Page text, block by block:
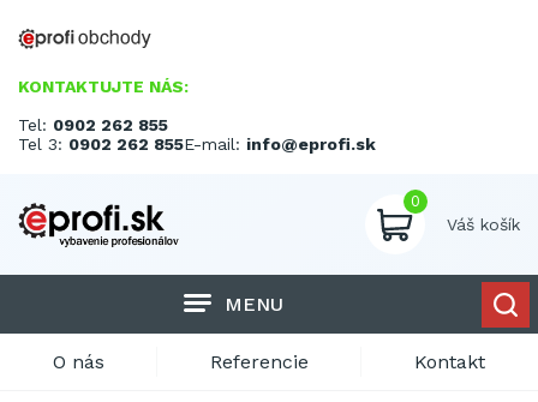
KONTAKTUJTE NÁS:
Tel: 0902 262 855
Tel 3: 0902 262 855E-mail: info@eprofi.sk
0
Váš košík
MENU
O nás Referencie Kontakt